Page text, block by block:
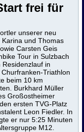
frei für
unserer neu
und Thomas
Carsten Geis
Tour in Sulzbach
in
Triathlon
beim 10 km
Burkhard Müller
Großostheimer
ersten TVG-Platz
Leon Fiedler. In
er nur 5:25 Minuten
M12.